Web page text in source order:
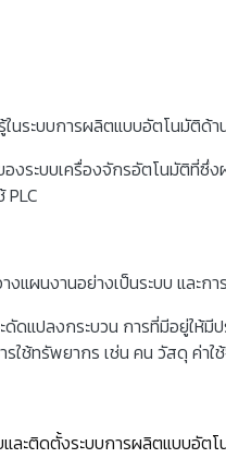
ในระบบการผลิตแบบอัตโนมัติด้
องระบบเครื่องจักรอัตโนมัติที่ซึ่
PLC
งแผนงานอย่างเป็นระบบ และก
ดแปลงกระบวน การที่มีอยู่ให้
ใช้ทรัพยากร เช่น คน วัสดุ ค่าใช้
และติดตั้งระบบการผลิตแบบอัต